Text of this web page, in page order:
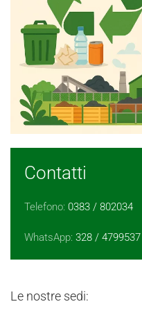
Contatti
Telefono: 0383 / 802034
WhatsApp: 328 / 4799537
Le nostre sedi: